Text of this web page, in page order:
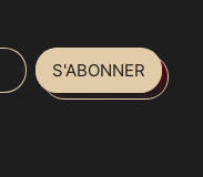
e-mailS'ABONNER